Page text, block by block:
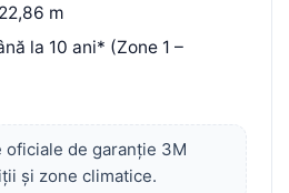
22,86 m
la 10 ani* (Zone 1 –
de garanție 3M
și zone climatice.